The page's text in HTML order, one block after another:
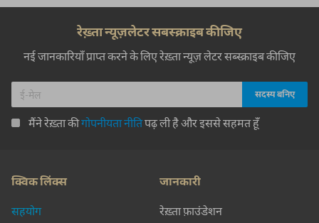
रेख़्ता न्यूज़लेटर सबस्क्राइब कीजिए
नई जानकारियाँ प्राप्त करने के लिए रेख़्ता न्यूज़ लेटर सब्स्क्राइब कीजिए
मैंने रेख़्ता कीगोपनीयता नीतिपढ़ ली है और इससे सहमत हूँ
क्विक लिंक्स
सहयोग
जानकारी
रेख़्ता फ़ाउंडेशन